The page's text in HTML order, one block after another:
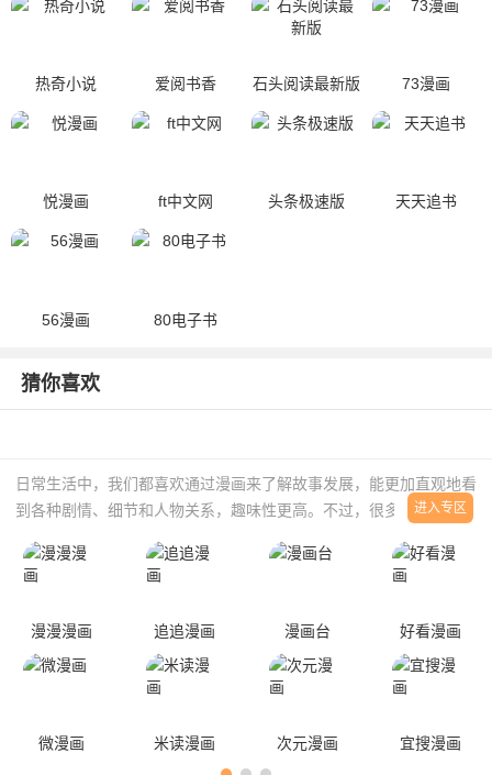
热奇小说 爱阅书香 石头阅读最新版 73漫画
悦漫画 ft中文网 头条极速版 天天追书
56漫画 80电子书
猜你喜欢
日常生活中，我们都喜欢通过漫画来了解故事发展，能更加直观地看
到各种剧情、细节和人物关系，趣味性更高。不过，很多漫画平台推
整理了一些看漫画免费的app，有需要的小伙伴欢迎到本站下载。
进入专区
漫漫漫画 追追漫画 漫画台 好看漫画
微漫画 米读漫画 次元漫画 宜搜漫画